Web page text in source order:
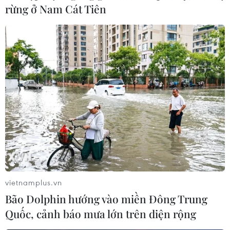
CPI tháng Tư của Hà Nội tăng 0,49% so với
cùng kỳ năm trước
05/05/2023 04:15
Tính bình quân 4 tháng đầu năm 2023 có 8/11 nhóm
hàng CPI bình quân tăng so với bình quân cùng kỳ năm
trước, cao nhất là nhóm văn hóa, giải trí, du lịch tăng
6,72%; hàng ăn-dịch vụ ăn uống tăng 4,47%.
rừng ở Nam Cát Tiên
vietnamplus.vn
Bão Dolphin hướng vào miền Đông Trung
Quốc, cảnh báo mưa lớn trên diện rộng